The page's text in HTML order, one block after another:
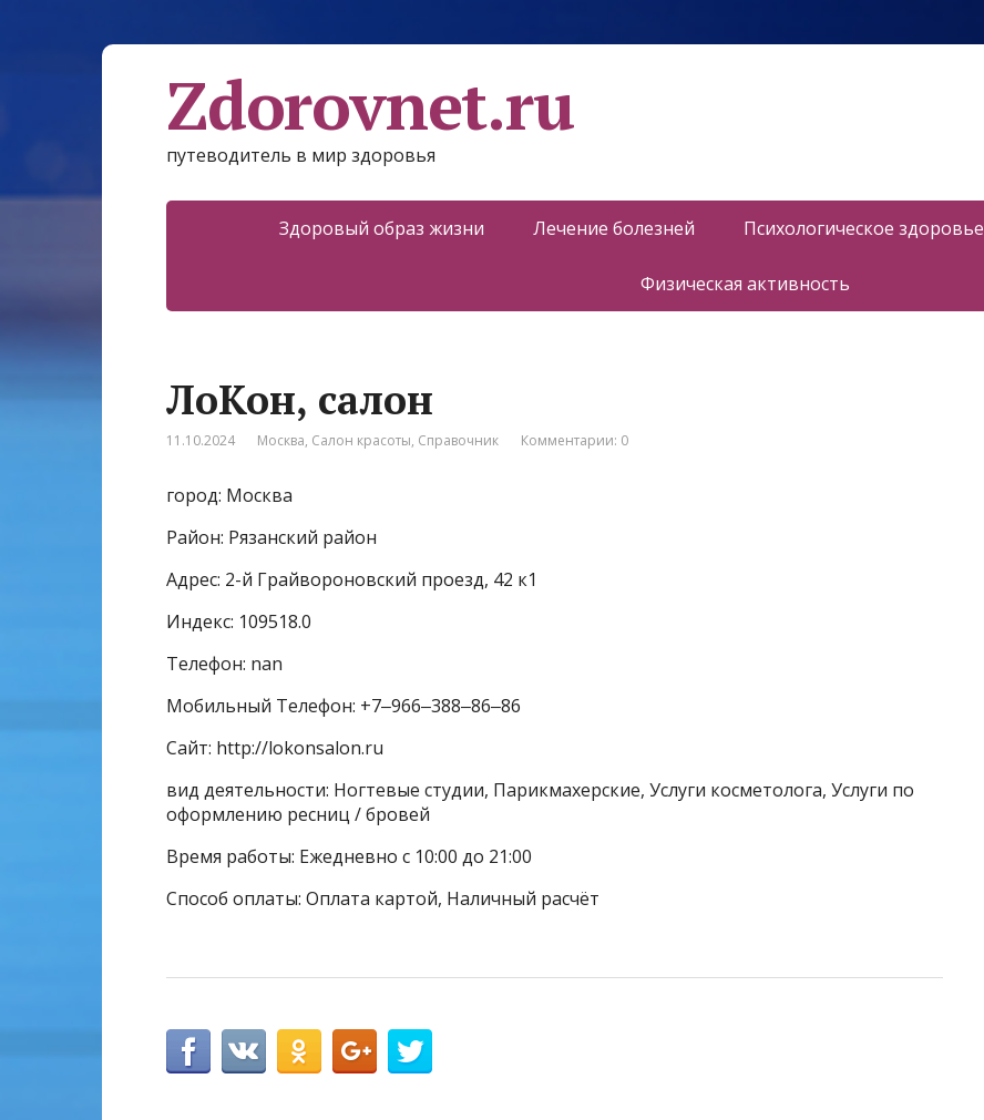
Zdorovnet.ru
путеводитель в мир здоровья
Здоровый образ жизни Лечение болезней Психологическое здоровье
Физическая активность
ЛоКон, салон
11.10.2024 Москва, Салон красоты, Справочник Комментарии: 0
город: Москва
Район: Рязанский район
Адрес: 2-й Грайвороновский проезд, 42 к1
Индекс: 109518.0
Телефон: nan
Мобильный Телефон: +7‒966‒388‒86‒86
Сайт: http://lokonsalon.ru
вид деятельности: Ногтевые студии, Парикмахерские, Услуги косметолога, Услуги по
оформлению ресниц / бровей
Время работы: Ежедневно с 10:00 до 21:00
Способ оплаты: Оплата картой, Наличный расчёт